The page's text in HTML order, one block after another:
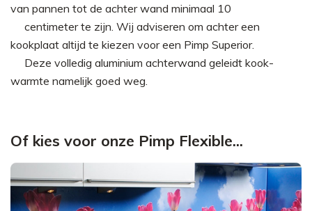
van pannen tot de achter wand minimaal 10
centimeter te zijn. Wij adviseren om achter een
kookplaat altijd te kiezen voor een Pimp Superior.
Deze volledig aluminium achterwand geleidt kook-
warmte namelijk goed weg.
Of kies voor onze Pimp Flexible...